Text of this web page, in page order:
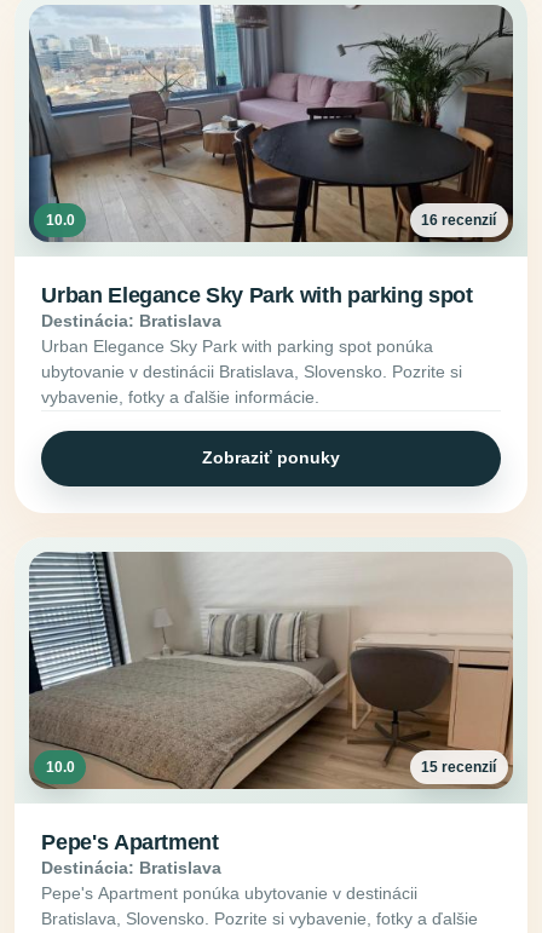
10.0 16 recenzií
Urban Elegance Sky Park with parking spot
Destinácia: Bratislava
Urban Elegance Sky Park with parking spot ponúka
ubytovanie v destinácii Bratislava, Slovensko. Pozrite si
vybavenie, fotky a ďalšie informácie.
Zobraziť ponuky
10.0 15 recenzií
Pepe's Apartment
Destinácia: Bratislava
Pepe's Apartment ponúka ubytovanie v destinácii
Bratislava, Slovensko. Pozrite si vybavenie, fotky a ďalšie